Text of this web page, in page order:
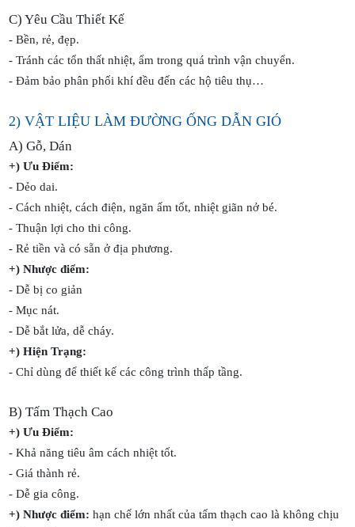
C) Yêu Cầu Thiết Kế
- Bền, rẻ, đẹp.
- Tránh các tổn thất nhiệt, ẩm trong quá trình vận chuyển.
- Đảm bảo phân phối khí đều đến các hộ tiêu thụ…
2) VẬT LIỆU LÀM ĐƯỜNG ỐNG DẪN GIÓ
A) Gỗ, Dán
+) Ưu Điểm:
- Dẻo dai.
- Cách nhiệt, cách điện, ngăn ấm tốt, nhiệt giãn nở bé.
- Thuận lợi cho thi công.
- Rẻ tiền và có sẵn ở địa phương.
+) Nhược điểm:
- Dễ bị co giản
- Mục nát.
- Dễ bắt lửa, dễ cháy.
+) Hiện Trạng:
- Chỉ dùng để thiết kế các công trình thấp tầng.
B) Tấm Thạch Cao
+) Ưu Điểm:
- Khả năng tiêu âm cách nhiệt tốt.
- Giá thành rẻ.
- Dễ gia công.
+) Nhược điểm: hạn chế lớn nhất của tấm thạch cao là không chịu